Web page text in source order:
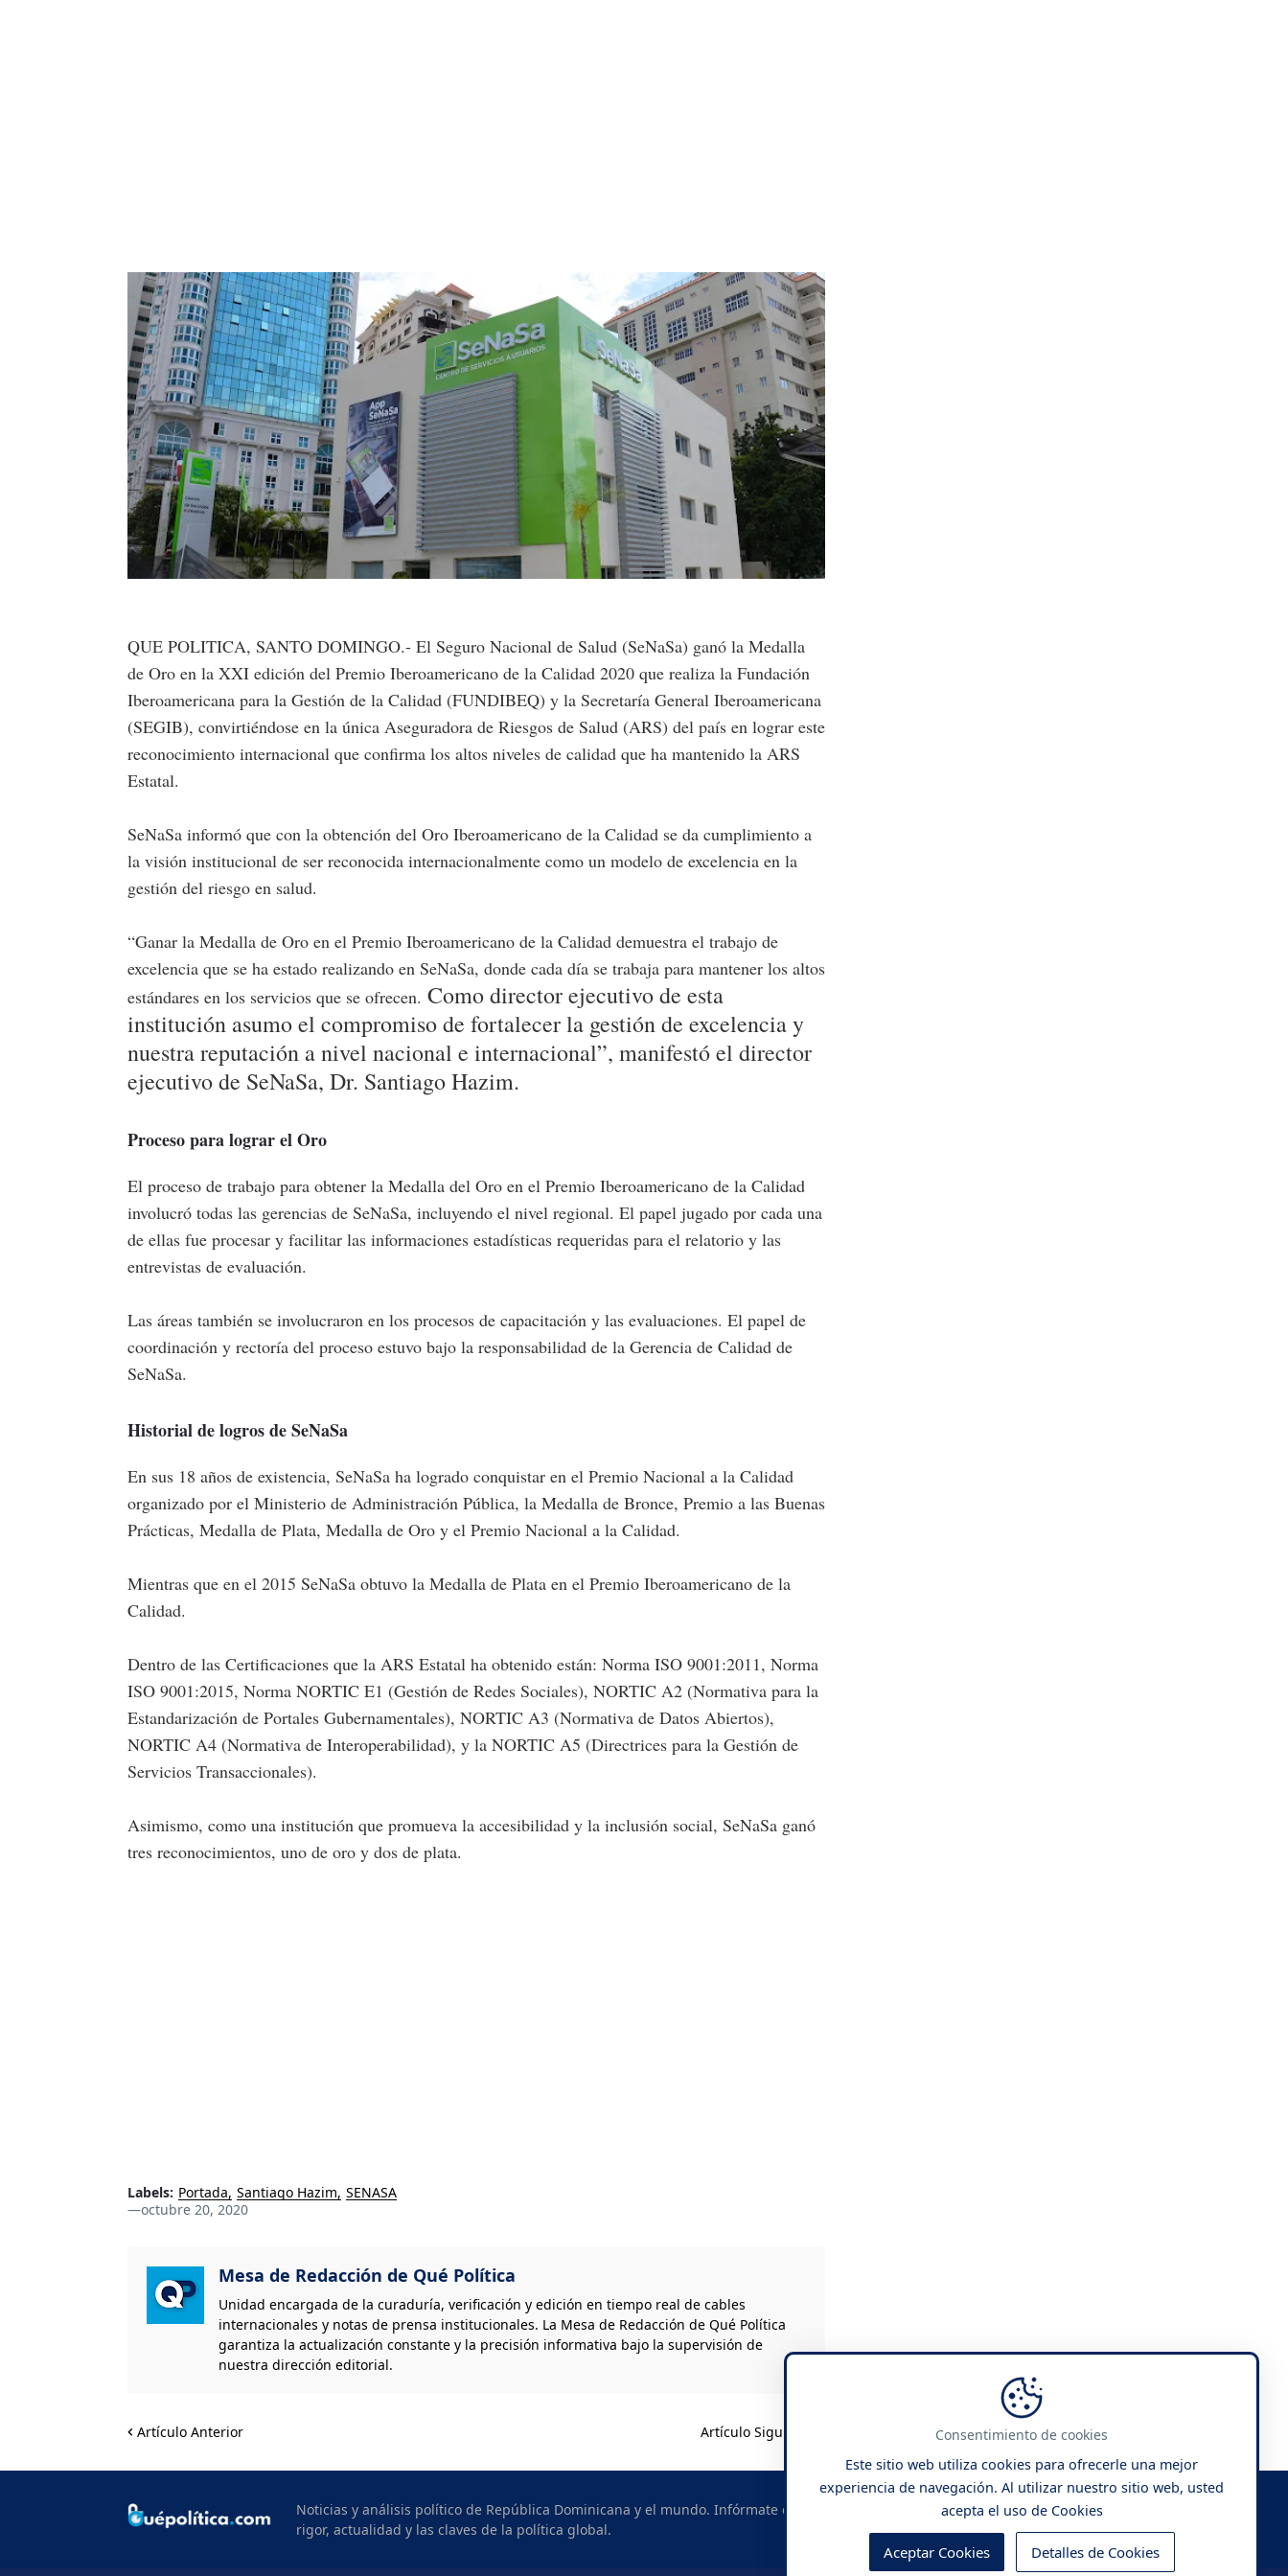
QUE POLITICA, SANTO DOMINGO.- El Seguro Nacional de Salud (SeNaSa) ganó la Medalla
de Oro en la XXI edición del Premio Iberoamericano de la Calidad 2020 que realiza la Fundación
Iberoamericana para la Gestión de la Calidad (FUNDIBEQ) y la Secretaría General Iberoamericana
(SEGIB), convirtiéndose en la única Aseguradora de Riesgos de Salud (ARS) del país en lograr este
reconocimiento internacional que confirma los altos niveles de calidad que ha mantenido la ARS
Estatal.
SeNaSa informó que con la obtención del Oro Iberoamericano de la Calidad se da cumplimiento a
la visión institucional de ser reconocida internacionalmente como un modelo de excelencia en la
gestión del riesgo en salud.
“Ganar la Medalla de Oro en el Premio Iberoamericano de la Calidad demuestra el trabajo de
excelencia que se ha estado realizando en SeNaSa, donde cada día se trabaja para mantener los altos
estándares en los servicios que se ofrecen. Como director ejecutivo de esta
institución asumo el compromiso de fortalecer la gestión de excelencia y
nuestra reputación a nivel nacional e internacional”, manifestó el director
ejecutivo de SeNaSa, Dr. Santiago Hazim.
Proceso para lograr el Oro
El proceso de trabajo para obtener la Medalla del Oro en el Premio Iberoamericano de la Calidad
involucró todas las gerencias de SeNaSa, incluyendo el nivel regional. El papel jugado por cada una
de ellas fue procesar y facilitar las informaciones estadísticas requeridas para el relatorio y las
entrevistas de evaluación.
Las áreas también se involucraron en los procesos de capacitación y las evaluaciones. El papel de
coordinación y rectoría del proceso estuvo bajo la responsabilidad de la Gerencia de Calidad de
SeNaSa.
Historial de logros de SeNaSa
En sus 18 años de existencia, SeNaSa ha logrado conquistar en el Premio Nacional a la Calidad
organizado por el Ministerio de Administración Pública, la Medalla de Bronce, Premio a las Buenas
Prácticas, Medalla de Plata, Medalla de Oro y el Premio Nacional a la Calidad.
Mientras que en el 2015 SeNaSa obtuvo la Medalla de Plata en el Premio Iberoamericano de la
Calidad.
Dentro de las Certificaciones que la ARS Estatal ha obtenido están: Norma ISO 9001:2011, Norma
ISO 9001:2015, Norma NORTIC E1 (Gestión de Redes Sociales), NORTIC A2 (Normativa para la
Estandarización de Portales Gubernamentales), NORTIC A3 (Normativa de Datos Abiertos),
NORTIC A4 (Normativa de Interoperabilidad), y la NORTIC A5 (Directrices para la Gestión de
Servicios Transaccionales).
Asimismo, como una institución que promueva la accesibilidad y la inclusión social, SeNaSa ganó
tres reconocimientos, uno de oro y dos de plata.
Labels: Portada Santiago Hazim SENASA
—octubre 20, 2020
Mesa de Redacción de Qué Política
Unidad encargada de la curaduría, verificación y edición en tiempo real de cables
internacionales y notas de prensa institucionales. La Mesa de Redacción de Qué Política
garantiza la actualización constante y la precisión informativa bajo la supervisión de
nuestra dirección editorial.
Artículo Anterior Artículo Siguiente
Noticias y análisis político de República Dominicana y el mundo. Infórmate con
rigor, actualidad y las claves de la política global.
Consentimiento de cookies
Este sitio web utiliza cookies para ofrecerle una mejor
experiencia de navegación. Al utilizar nuestro sitio web, usted
acepta el uso de Cookies
Aceptar Cookies Detalles de Cookies